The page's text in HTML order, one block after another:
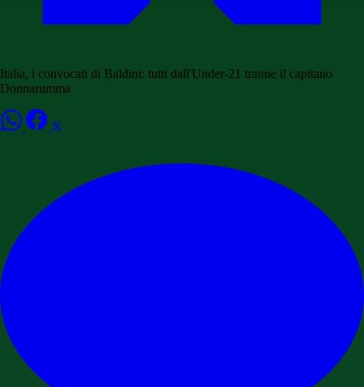
Italia, i convocati di Baldini: tutti dall'Under-21 tranne il capitano
Donnarumma